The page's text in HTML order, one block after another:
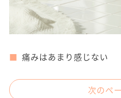
痛みはあまり感じない
次のペ